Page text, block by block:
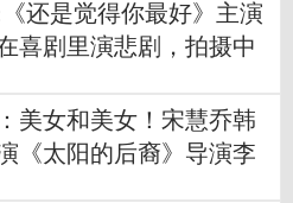
还是觉得你最好》主演
喜剧里演悲剧，拍摄中
美女和美女！宋慧乔韩
《太阳的后裔》导演李